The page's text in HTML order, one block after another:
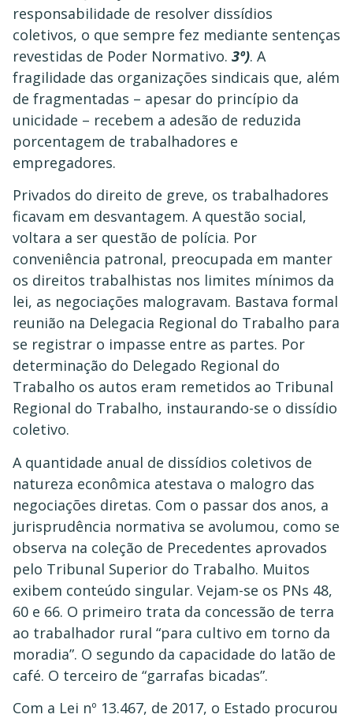
responsabilidade de resolver dissídios
coletivos, o que sempre fez mediante sentenças
revestidas de Poder Normativo. 3º). A
fragilidade das organizações sindicais que, além
de fragmentadas – apesar do princípio da
unicidade – recebem a adesão de reduzida
porcentagem de trabalhadores e
empregadores.
Privados do direito de greve, os trabalhadores
ficavam em desvantagem. A questão social,
voltara a ser questão de polícia. Por
conveniência patronal, preocupada em manter
os direitos trabalhistas nos limites mínimos da
lei, as negociações malogravam. Bastava formal
reunião na Delegacia Regional do Trabalho para
se registrar o impasse entre as partes. Por
determinação do Delegado Regional do
Trabalho os autos eram remetidos ao Tribunal
Regional do Trabalho, instaurando-se o dissídio
coletivo.
A quantidade anual de dissídios coletivos de
natureza econômica atestava o malogro das
negociações diretas. Com o passar dos anos, a
jurisprudência normativa se avolumou, como se
observa na coleção de Precedentes aprovados
pelo Tribunal Superior do Trabalho. Muitos
exibem conteúdo singular. Vejam-se os PNs 48,
60 e 66. O primeiro trata da concessão de terra
ao trabalhador rural “para cultivo em torno da
moradia”. O segundo da capacidade do latão de
café. O terceiro de “garrafas bicadas”.
Com a Lei nº 13.467, de 2017, o Estado procurou